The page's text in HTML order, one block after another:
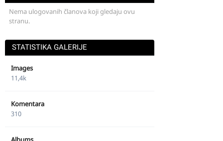
Nema ulogovanih članova koji gledaju ovu
stranu.
STATISTIKA GALERIJE
Images
11,4k
Komentara
310